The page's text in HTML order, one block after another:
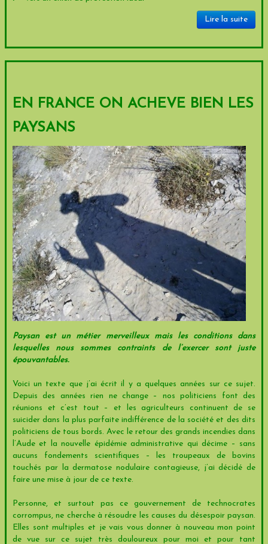
Lire la suite
EN FRANCE ON ACHEVE BIEN LES
PAYSANS
Paysan est un métier merveilleux mais les conditions dans
lesquelles nous sommes contraints de l’exercer sont juste
épouvantables.
Voici un texte que j’ai écrit il y a quelques années sur ce sujet.
Depuis des années rien ne change – nos politiciens font des
réunions et c’est tout – et les agriculteurs continuent de se
suicider dans la plus parfaite indifférence de la société et des dits
politiciens de tous bords. Avec le retour des grands incendies dans
l’Aude et la nouvelle épidémie administrative qui décime – sans
aucuns fondements scientifiques – les troupeaux de bovins
touchés par la dermatose nodulaire contagieuse, j’ai décidé de
faire une mise à jour de ce texte.
Personne, et surtout pas ce gouvernement de technocrates
corrompus, ne cherche à résoudre les causes du désespoir paysan.
Elles sont multiples et je vais vous donner à nouveau mon point
de vue sur ce sujet très douloureux pour moi et pour tant